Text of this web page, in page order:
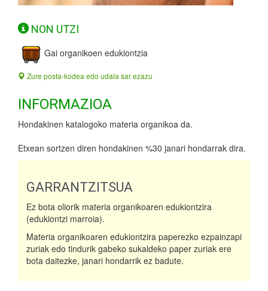
NON UTZI
Gai organikoen edukiontzia
Zure posta-kodea edo udala sar ezazu
INFORMAZIOA
Hondakinen katalogoko materia organikoa da.
Etxean sortzen diren hondakinen %30 janari hondarrak dira.
GARRANTZITSUA
Ez bota oliorik materia organikoaren edukiontzira
(edukiontzi marroia).
Materia organikoaren edukiontzira paperezko ezpainzapi
zuriak edo tindurik gabeko sukaldeko paper zuriak ere
bota daitezke, janari hondarrik ez badute.